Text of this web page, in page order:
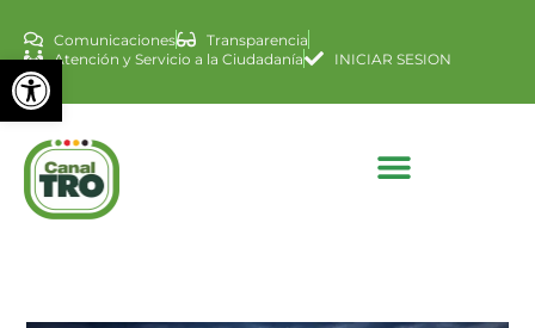
Abrir barra de
Comunicaciones
Transparencia
Atención y Servicio a la Ciudadanía
INICIAR SESION